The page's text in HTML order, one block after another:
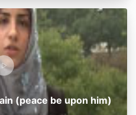
(peace be upon him)